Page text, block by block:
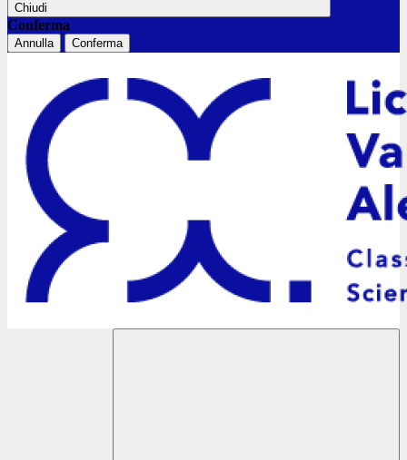
Chiudi
Conferma
Annulla Conferma